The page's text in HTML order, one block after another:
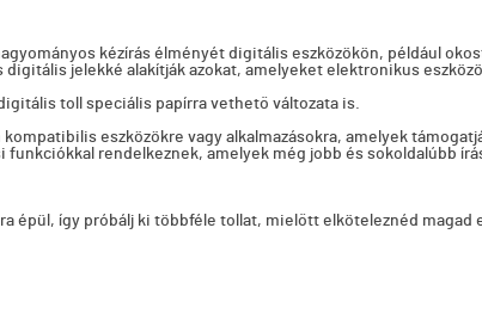
kézírás élményét digitális eszközökön, például
jelekké alakítják azokat, amelyeket elektronikus
toll speciális papírra vethető változata is.
eszközökre vagy alkalmazásokra, amelyek
rendelkeznek, amelyek még jobb és sokoldalúbb
épül, így próbálj ki többféle tollat, mielőtt elköteleznéd magad